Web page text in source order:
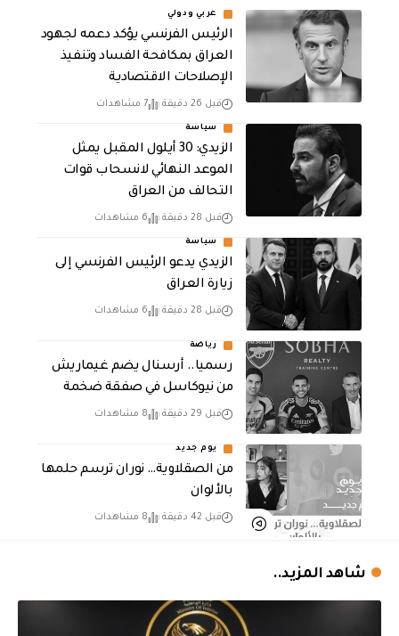
عربي ودولي
الرئيس الفرنسي يؤكد دعمه لجهود
العراق بمكافحة الفساد وتنفيذ
الإصلاحات الاقتصادية
قبل 26 دقيقة 7 مشاهدات
سياسة
الزيدي: 30 أيلول المقبل يمثل
الموعد النهائي لانسحاب قوات
التحالف من العراق
قبل 28 دقيقة 6 مشاهدات
سياسة
الزيدي يدعو الرئيس الفرنسي إلى
زيارة العراق
قبل 28 دقيقة 6 مشاهدات
رياضة
رسميا.. أرسنال يضم غيماريش
من نيوكاسل في صفقة ضخمة
قبل 29 دقيقة 8 مشاهدات
يوم جديد
من الصقلاوية… نوران ترسم حلمها
بالألوان
قبل 42 دقيقة 8 مشاهدات
شاهد المزيد..